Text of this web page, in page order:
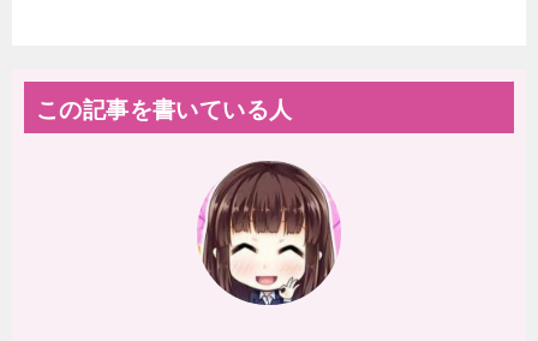
この記事を書いている人